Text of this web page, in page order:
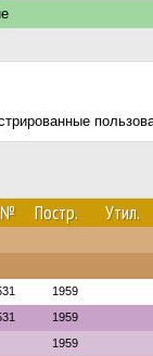
Постр. Утил.
1959
1959
1959